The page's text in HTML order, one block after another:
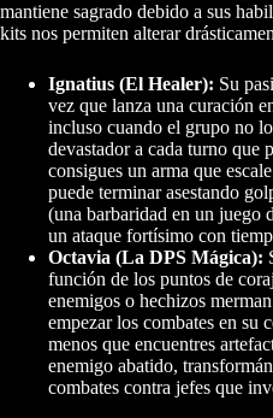
mantiene sagrado debido a sus
kits nos permiten alterar
Ignatius (El Healer): Su
vez que lanza una curación
incluso cuando el grupo no
devastador a cada turno que
consigues un arma que
puede terminar asestando
(una barbaridad en un juego
un ataque fortísimo con
Octavia (La DPS Mágica):
función de los puntos de
enemigos o hechizos
empezar los combates en
menos que encuentres
enemigo abatido,
combates contra jefes que